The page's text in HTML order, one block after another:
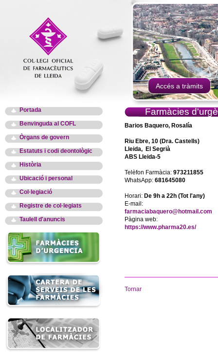
Accés a tràmits
Portada
Benvinguda al COFL
Òrgans de govern
Estatuts i codi deontològic
Història
Ubicació i personal
Col·legiació
Registre de col·legiats
Taulell d'anuncis
Farmàcies
Barios Baquero, Rosalía
Riu Ebre, 10 (Dra. Castells)
Lleida, El Segrià
ABS Lleida-5
Telèfon Farmàcia: 973211855
WhatsApp: 681645080
Horari: De 9h a 22h (Tot l'any)
E-mail:
farmaciabaquero@hotmail.com
Pàgina web:
https://www.pharma20.es/
Tornar